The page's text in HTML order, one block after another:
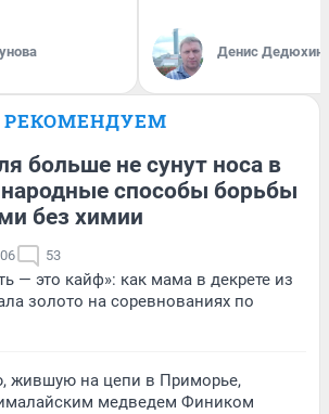
Денис Дедюхин
РЕКОМЕНДУЕМ
больше не сунут носа в
способы борьбы
без химии
53
— это кайф»: как мама в декрете из
золото на соревнованиях по
жившую на цепи в Приморье,
медведем Фиником